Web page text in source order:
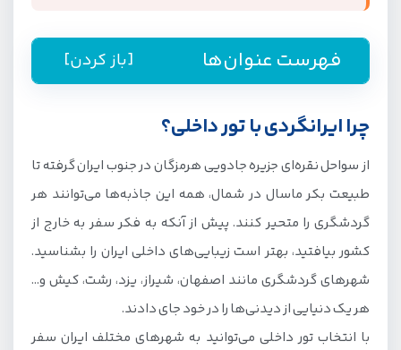
فهرست عنوان‌ها [باز کردن]
چرا ایرانگردی با تور داخلی؟
انواع تور داخلی
مدارک و لوازم مور‌د نیاز برای سفر با تور داخلی
بهترین های تور داخلی با جیمبو
تور مشهد
تور کیش
چرا ایرانگردی با تور داخلی؟
از سواحل نقره‌ای جزیره جادویی هرمزگان در جنوب ایران گرفته تا
طبیعت بکر ماسال در شمال، همه این جاذبه‌ها می‌توانند هر
گردشگری را متحیر کنند. پیش از آنکه به فکر سفر به خارج از
کشور بیافتید، بهتر است زیبایی‌های داخلی ایران را بشناسید.
شهرهای گردشگری مانند اصفهان، شیراز، یزد، رشت، کیش و…
هر یک دنیایی از دیدنی‌ها را در خود جای دادند.
با انتخاب تور داخلی می‌توانید به شهرهای مختلف ایران سفر